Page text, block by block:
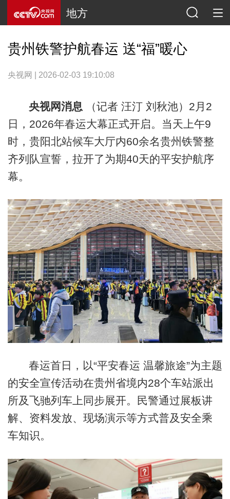
地方
贵州铁警护航春运 送“福”暖心
央视网 | 2026-02-03 19:10:08
央视网消息
（记者 汪汀 刘秋池）2月2
日，2026年春运大幕正式开启。当天上午9
时，贵阳北站候车大厅内60余名贵州铁警整
齐列队宣誓，拉开了为期40天的平安护航序
幕。
春运首日，以“平安春运 温馨旅途”为主题
的安全宣传活动在贵州省境内28个车站派出
所及飞驰列车上同步展开。民警通过展板讲
解、资料发放、现场演示等方式普及安全乘
车知识。